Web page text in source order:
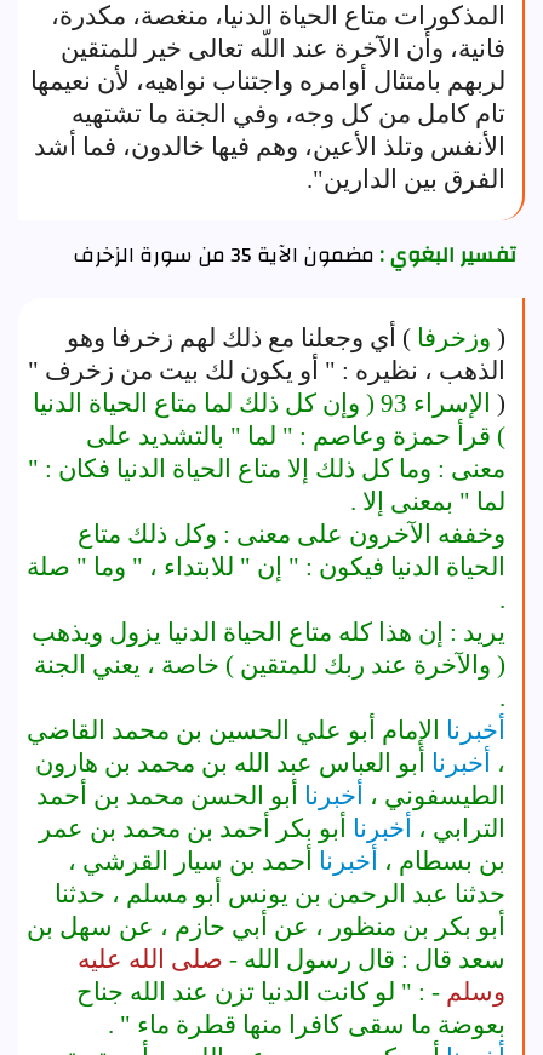
المذكورات متاع الحياة الدنيا، منغصة، مكدرة،
فانية، وأن الآخرة عند اللّه تعالى خير للمتقين
لربهم بامتثال أوامره واجتناب نواهيه، لأن نعيمها
تام كامل من كل وجه، وفي الجنة ما تشتهيه
الأنفس وتلذ الأعين، وهم فيها خالدون، فما أشد
الفرق بين الدارين".
تفسير البغوي :مضمون الآية 35 من سورة الزخرف
( وزخرفا ) أي وجعلنا مع ذلك لهم زخرفا وهو
الذهب ، نظيره : " أو يكون لك بيت من زخرف "
( الإسراء 93 (
وإن كل ذلك لما متاع الحياة الدنيا
) قرأ حمزة وعاصم : " لما " بالتشديد على
معنى : وما كل ذلك إلا متاع الحياة الدنيا فكان : "
لما " بمعنى إلا .
وخففه الآخرون على معنى : وكل ذلك متاع
الحياة الدنيا فيكون : " إن " للابتداء ، " وما " صلة
.
يريد : إن هذا كله متاع الحياة الدنيا يزول ويذهب
( والآخرة عند ربك للمتقين ) خاصة ، يعني الجنة
.
أخبرنا الإمام أبو علي الحسين بن محمد القاضي
، أخبرنا أبو العباس عبد الله بن محمد بن هارون
الطيسفوني ، أخبرنا أبو الحسن محمد بن أحمد
الترابي ، أخبرنا أبو بكر أحمد بن محمد بن عمر
بن بسطام ، أخبرنا أحمد بن سيار القرشي ،
حدثنا عبد الرحمن بن يونس أبو مسلم ، حدثنا
أبو بكر بن منظور ، عن أبي حازم ، عن سهل بن
سعد قال : قال رسول الله - صلى الله عليه
وسلم - : " لو كانت الدنيا تزن عند الله جناح
بعوضة ما سقى كافرا منها قطرة ماء " .